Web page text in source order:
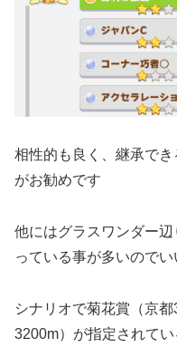
相性的も良く、継承で
がお勧めです
他にはグラスワンダー
っている事が多いので
シナリオで菊花賞（京
3200m）が指定されて